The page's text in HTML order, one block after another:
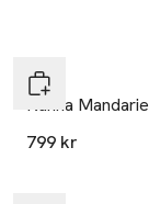
Byon
Kanna Mandarie
799 kr